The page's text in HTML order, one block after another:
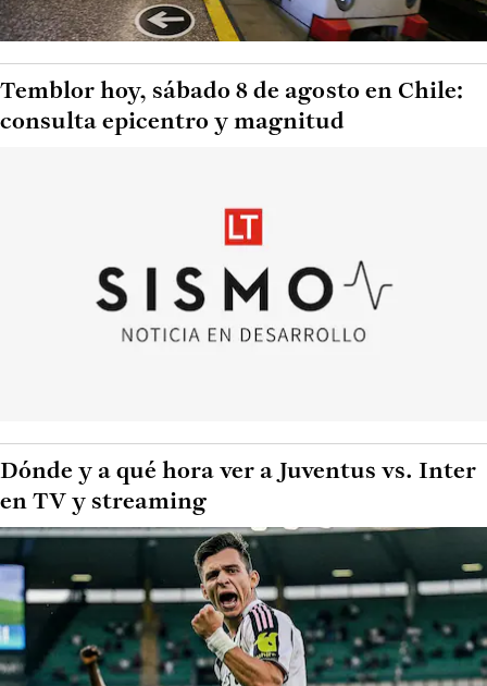
Temblor hoy, sábado 8 de agosto en Chile:
consulta epicentro y magnitud
Dónde y a qué hora ver a Juventus vs. Inter
en TV y streaming